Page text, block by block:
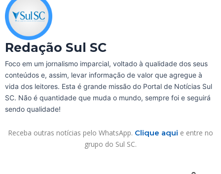
Redação Sul SC
Foco em um jornalismo imparcial, voltado à qualidade dos seus
conteúdos e, assim, levar informação de valor que agregue à
vida dos leitores. Esta é grande missão do Portal de Notícias Sul
SC. Não é quantidade que muda o mundo, sempre foi e seguirá
sendo qualidade!
Receba outras notícias pelo WhatsApp. Clique aqui e entre no
grupo do Sul SC.